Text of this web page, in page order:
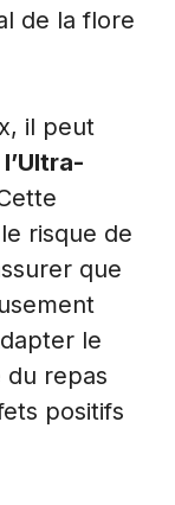
de la flore
il peut
l’Ultra-
risque de
que
le
du repas
positifs